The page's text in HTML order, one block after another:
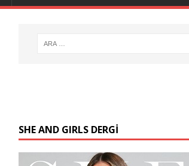
SHE AND GIRLS DERGİ